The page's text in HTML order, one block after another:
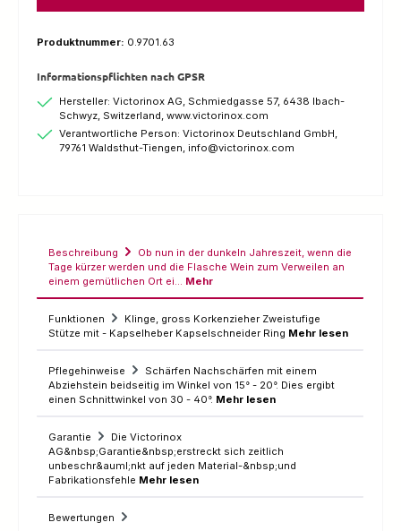
Produktnummer: 0.9701.63
Informationspflichten nach GPSR
Hersteller: Victorinox AG, Schmiedgasse 57, 6438 Ibach-
Schwyz, Switzerland, www.victorinox.com
Verantwortliche Person: Victorinox Deutschland GmbH,
79761 Waldsthut-Tiengen, info@victorinox.com
Beschreibung
Ob nun in der dunkeln Jahreszeit, wenn die
Tage kürzer werden und die Flasche Wein zum Verweilen an
einem gemütlichen Ort ei… Mehr
Funktionen
Klinge, gross Korkenzieher Zweistufige
Stütze mit - Kapselheber Kapselschneider Ring Mehr lesen
Pflegehinweise
Schärfen Nachschärfen mit einem
Abziehstein beidseitig im Winkel von 15° - 20°. Dies ergibt
einen Schnittwinkel von 30 - 40°. Mehr lesen
Garantie
Die Victorinox
AG&nbsp;Garantie&nbsp;erstreckt sich zeitlich
unbeschr&auml;nkt auf jeden Material-&nbsp;und
Fabrikationsfehle Mehr lesen
Bewertungen